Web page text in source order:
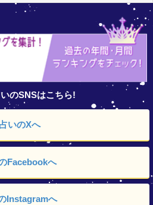
のSNSはこちら!
いのXへ
Facebookへ
Instagramへ